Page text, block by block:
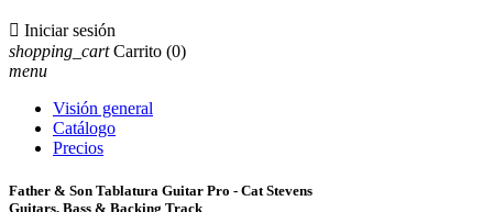
 Iniciar sesión
shopping_cart Carrito (0)
menu
Visión general
Catálogo
Precios
Father & Son Tablatura Guitar Pro - Cat Stevens
Guitars, Bass & Backing Track